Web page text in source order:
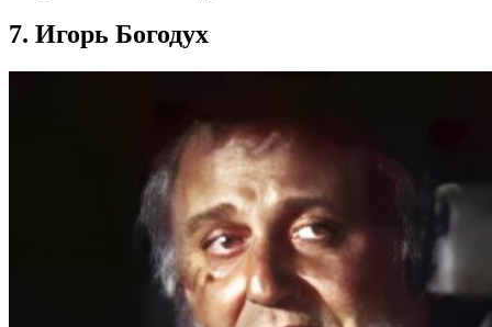
7. Игорь Богодух